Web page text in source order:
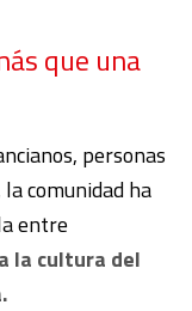
que una
personas
comunidad ha
entre
la cultura del